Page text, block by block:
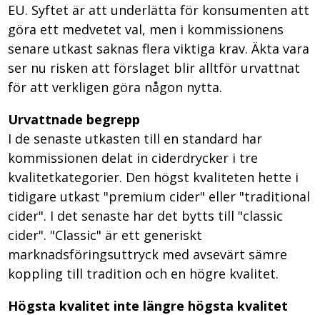
EU. Syftet är att underlätta för konsumenten att
göra ett medvetet val, men i kommissionens
senare utkast saknas flera viktiga krav. Äkta vara
ser nu risken att förslaget blir alltför urvattnat
för att verkligen göra någon nytta.
Urvattnade begrepp
I de senaste utkasten till en standard har
kommissionen delat in ciderdrycker i tre
kvalitetkategorier. Den högst kvaliteten hette i
tidigare utkast "premium cider" eller "traditional
cider". I det senaste har det bytts till "classic
cider". "Classic" är ett generiskt
marknadsföringsuttryck med avsevärt sämre
koppling till tradition och en högre kvalitet.
Högsta kvalitet inte längre högsta kvalitet